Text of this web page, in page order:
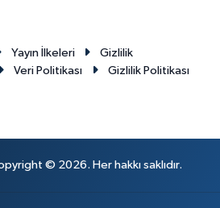
Yayın İlkeleri
Gizlilik
Veri Politikası
Gizlilik Politikası
© 2026. Her hakkı saklıdır.